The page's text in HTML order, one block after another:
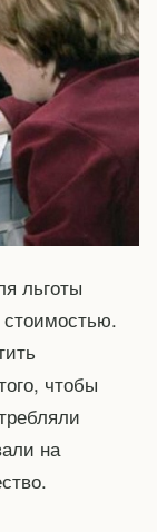
льготы
чтобы
на